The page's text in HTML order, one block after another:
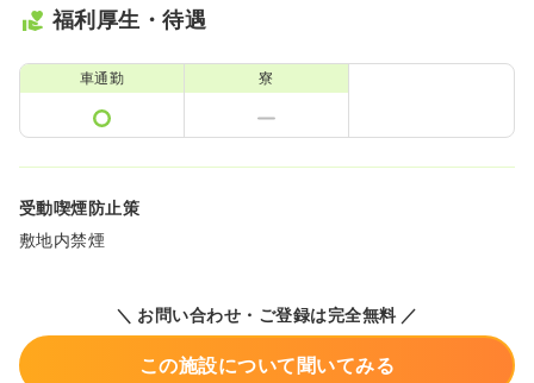
福利厚生・待遇
車通勤 寮
受動喫煙防止策
敷地内禁煙
＼ お問い合わせ・ご登録は完全無料 ／
この施設について聞いてみる